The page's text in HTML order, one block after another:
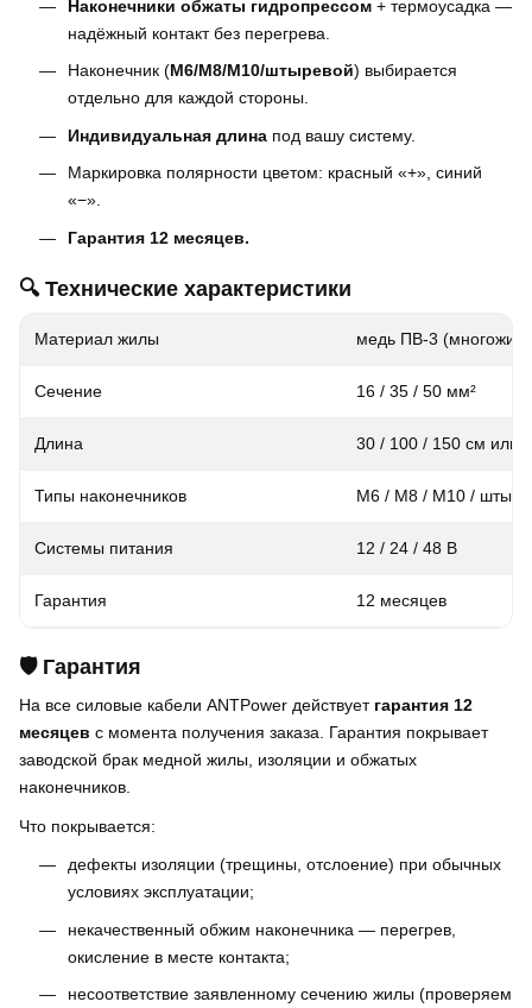
Наконечники обжаты гидропрессом+ термоусадка —
надёжный контакт без перегрева.
Наконечник (M6/M8/M10/штыревой) выбирается
отдельно для каждой стороны.
Индивидуальная длинапод вашу систему.
Маркировка полярности цветом: красный «+», синий
«−».
Гарантия 12 месяцев.
🔍 Технические характеристики
Материал жилы медь ПВ-3
Сечение 16 / 35 / 50 мм²
Длина 30 / 100 / 150 см или
Типы наконечников M6 / M8 / M10 /
Системы питания 12 / 24 / 48 В
Гарантия 12 месяцев
🛡️ Гарантия
На все силовые кабели ANTPower действует гарантия 12
месяцев с момента получения заказа. Гарантия покрывает
заводской брак медной жилы, изоляции и обжатых
наконечников.
Что покрывается:
дефекты изоляции (трещины, отслоение) при обычных
условиях эксплуатации;
некачественный обжим наконечника — перегрев,
окисление в месте контакта;
несоответствие заявленному сечению жилы (проверяем